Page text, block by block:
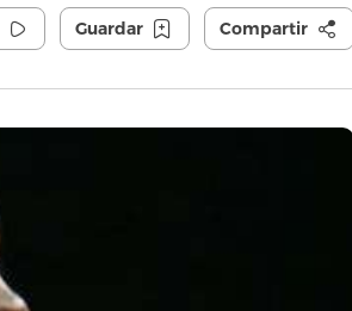
Guardar Compartir